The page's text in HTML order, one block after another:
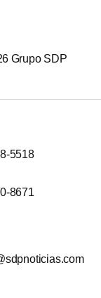
Grupo SDP
5518
8671